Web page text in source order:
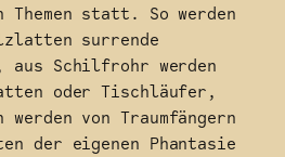
statt. So werden
surrende
aus Schilfrohr werden
oder Tischläufer,
werden von Traumfängern
der eigenen Phantasie